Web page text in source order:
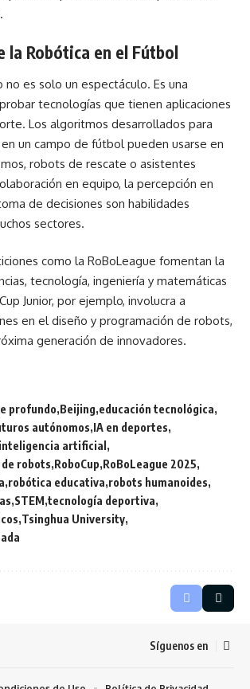
la Robótica en el Fútbol
es solo un espectáculo. Es una
tecnologías que tienen aplicaciones
Los algoritmos desarrollados para
un campo de fútbol pueden usarse en
robots de rescate o asistentes
en equipo, la percepción en
de decisiones son habilidades
sectores.
como la RoBoLeague fomentan la
tecnología, ingeniería y matemáticas
Junior, por ejemplo, involucra a
en el diseño y programación de robots,
generación de innovadores.
profundo Beijing educación tecnológica
autónomos IA en deportes
inteligencia artificial
robots RoboCup RoBoLeague 2025
robótica educativa robots humanoides
STEM tecnología deportiva
Tsinghua University
Síguenos en